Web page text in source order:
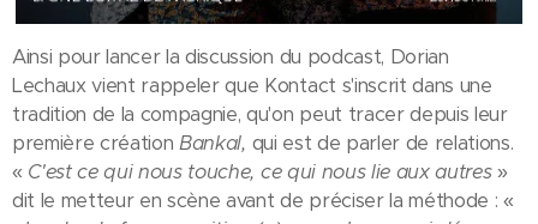
Ainsi pour lancer la discussion du podcast, Dorian
Lechaux vient rappeler que Kontact s'inscrit dans une
tradition de la compagnie, qu'on peut tracer depuis leur
première créationBankal, qui est de parler de relations.
« C'est ce qui nous touche, ce qui nous lie aux autres»
dit le metteur en scène avant de préciser la méthode : «